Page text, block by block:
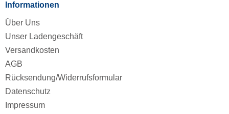
Informationen
Über Uns
Unser Ladengeschäft
Versandkosten
AGB
Rücksendung/Widerrufsformular
Datenschutz
Impressum